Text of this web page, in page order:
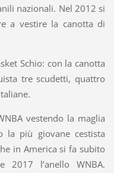
nazionali. Nel 2012 si
a vestire la canotta di
Schio: con la canotta
tre scudetti, quattro
vestendo la maglia
la più giovane cestista
in America si fa subito
l’anello WNBA.